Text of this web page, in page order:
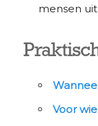
mensen
Voor